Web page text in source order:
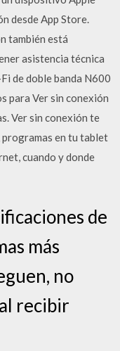
desde App Store.
también está
asistencia técnica
de doble banda N600
para Ver sin conexión
Ver sin conexión te
en tu tablet
cuando y donde
de
más
no
recibir